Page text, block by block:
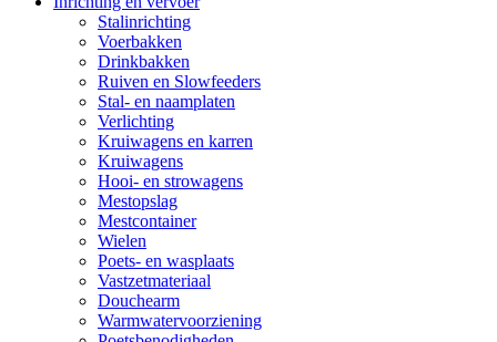
Stalinrichting
Voerbakken
Drinkbakken
Ruiven en Slowfeeders
Stal- en naamplaten
Verlichting
Kruiwagens en karren
Kruiwagens
Hooi- en strowagens
Mestopslag
Mestcontainer
Wielen
Poets- en wasplaats
Vastzetmateriaal
Douchearm
Warmwatervoorziening